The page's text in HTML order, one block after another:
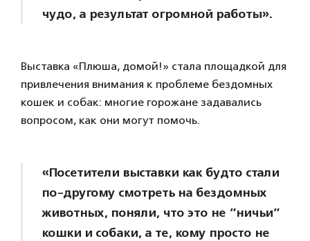
чудо, а результат огромной работы».
Выставка «Плюша, домой!» стала площадкой для
привлечения внимания к проблеме бездомных
кошек и собак: многие горожане задавались
вопросом, как они могут помочь.
«Посетители выставки как будто стали
по-другому смотреть на бездомных
животных, поняли, что это не ”ничьи”
кошки и собаки, а те, кому просто не